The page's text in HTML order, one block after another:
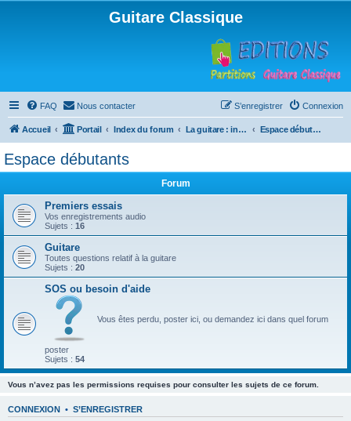
Guitare Classique
FAQ Nous contacter Connexion
S’enregistrer
Accueil Portail Index du forum La guitare : instrument, cours et théorie Espace débutants
Espace débutants
Forum
Premiers essais
Vos enregistrements audio
Sujets : 16
Guitare
Toutes questions relatif à la guitare
Sujets : 20
SOS ou besoin d'aide
Vous êtes perdu, poster ici, ou demandez ici dans quel forum
poster
Sujets : 54
Vous n’avez pas les permissions requises pour consulter les sujets de ce forum.
CONNEXION • S’ENREGISTRER